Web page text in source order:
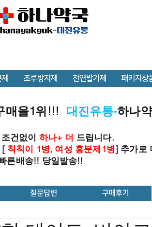
조루방지제 천연발기제 패키지상
매율1위!!! 대진유통-하나
조건없이 하나+ 더 드립니다.
[ 칙칙이 1병, 여성 흥분제1병] 추가로
른배송!! 당일발송!!
질문답변 구매후기